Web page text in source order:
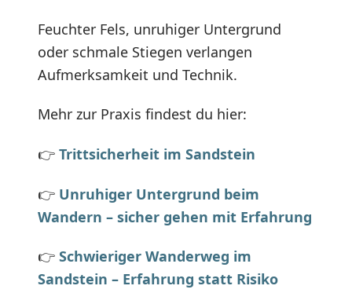
Feuchter Fels, unruhiger Untergrund
oder schmale Stiegen verlangen
Aufmerksamkeit und Technik.
Mehr zur Praxis findest du hier:
👉 Trittsicherheit im Sandstein
👉 Unruhiger Untergrund beim
Wandern – sicher gehen mit Erfahrung
👉 Schwieriger Wanderweg im
Sandstein – Erfahrung statt Risiko